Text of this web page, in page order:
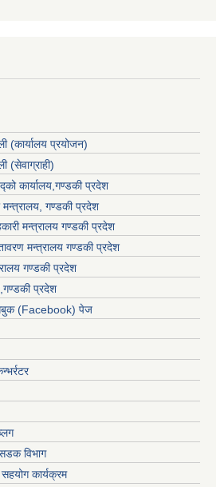
(कार्यालय प्रयोजन)
(सेवाग्राही)
कार्यालय,गण्डकी प्रदेश
मन्त्रालय, गण्डकी प्रदेश
मन्त्रालय गण्डकी प्रदेश
मन्त्रालय गण्डकी प्रदेश
गण्डकी प्रदेश
प्रदेश
(Facebook) पेज
सडक विभाग
कार्यक्रम